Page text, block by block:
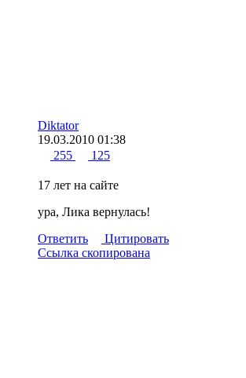
Diktator
19.03.2010 01:38
255
125
17 лет на сайте
ура, Лика вернулась!
Ответить
Цитировать
Ссылка скопирована